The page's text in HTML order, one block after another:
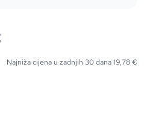
Najniža cijena u zadnjih 30 dana19,78€